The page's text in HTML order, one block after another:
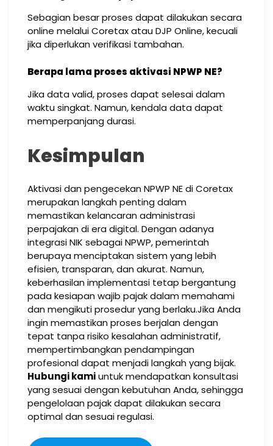
Sebagian besar proses dapat dilakukan secara
online melalui Coretax atau DJP Online, kecuali
jika diperlukan verifikasi tambahan.
Berapa lama proses aktivasi NPWP NE?
Jika data valid, proses dapat selesai dalam
waktu singkat. Namun, kendala data dapat
memperpanjang durasi.
Kesimpulan
Aktivasi dan pengecekan NPWP NE di Coretax
merupakan langkah penting dalam
memastikan kelancaran administrasi
perpajakan di era digital. Dengan adanya
integrasi NIK sebagai NPWP, pemerintah
berupaya menciptakan sistem yang lebih
efisien, transparan, dan akurat. Namun,
keberhasilan implementasi tetap bergantung
pada kesiapan wajib pajak dalam memahami
dan mengikuti prosedur yang berlaku.Jika Anda
ingin memastikan proses berjalan dengan
tepat tanpa risiko kesalahan administratif,
mempertimbangkan pendampingan
profesional dapat menjadi langkah yang bijak.
Hubungi kamiuntuk mendapatkan konsultasi
yang sesuai dengan kebutuhan Anda, sehingga
pengelolaan pajak dapat dilakukan secara
optimal dan sesuai regulasi.